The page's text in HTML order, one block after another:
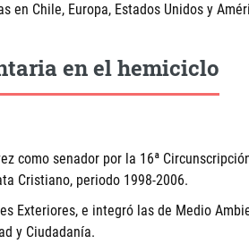
en Chile, Europa, Estados Unidos y
en el hemiciclo
como senador por la 16ª
Cristiano, periodo 1998-2006.
Exteriores, e integró las de Medio
y Ciudadanía.